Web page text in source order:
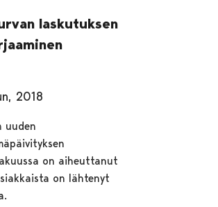
laskutuksen
2018
uuden
on aiheuttanut
on lähtenyt